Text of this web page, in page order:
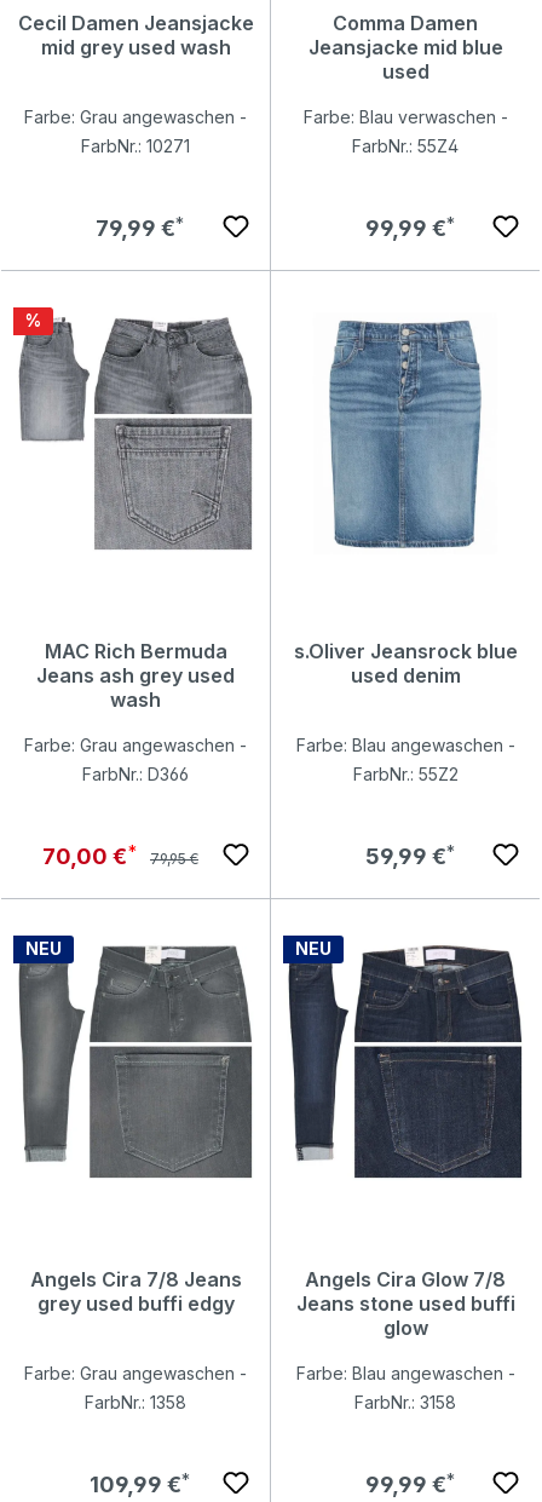
Cecil Damen Jeansjacke
mid grey used wash
Farbe: Grau angewaschen -
FarbNr.: 10271
Regulärer Preis:
79,99 €
Comma Damen
Jeansjacke mid blue
used
Farbe: Blau verwaschen -
FarbNr.: 55Z4
Regulärer Preis:
99,99 €
Rabatt
%
MAC Rich Bermuda
Jeans ash grey used
wash
Farbe: Grau angewaschen -
FarbNr.: D366
Verkaufspreis:
70,00 € Regulärer Preis:
79,95 €
s.Oliver Jeansrock blue
used denim
Farbe: Blau angewaschen -
FarbNr.: 55Z2
Regulärer Preis:
59,99 €
NEU
Angels Cira 7/8 Jeans
grey used buffi edgy
Farbe: Grau angewaschen -
FarbNr.: 1358
Regulärer Preis:
109,99 €
NEU
Angels Cira Glow 7/8
Jeans stone used buffi
glow
Farbe: Blau angewaschen -
FarbNr.: 3158
Regulärer Preis:
99,99 €